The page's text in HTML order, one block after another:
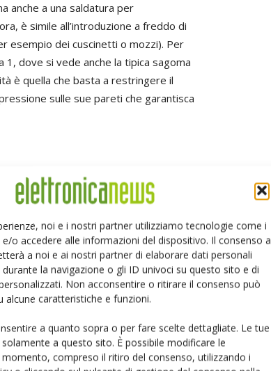
noi e i nostri partner utilizziamo tecnologie come i
o accedere alle informazioni del dispositivo. Il consenso a
a noi e ai nostri partner di elaborare dati personali
la navigazione o gli ID univoci su questo sito e di
Non acconsentire o ritirare il consenso può
alcune caratteristiche e funzioni.
a quanto sopra o per fare scelte dettagliate. Le tue
a questo sito. È possibile modificare le
compreso il ritiro del consenso, utilizzando i
anche a una saldatura per
è simile all’introduzione a freddo di
esempio dei cuscinetti o mozzi). Per
dove si vede anche la tipica sagoma
è quella che basta a restringere il
sulle sue pareti che garantisca